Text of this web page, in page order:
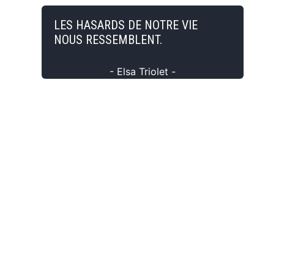
LES HASARDS DE NOTRE VIE
NOUS RESSEMBLENT.
- Elsa Triolet -